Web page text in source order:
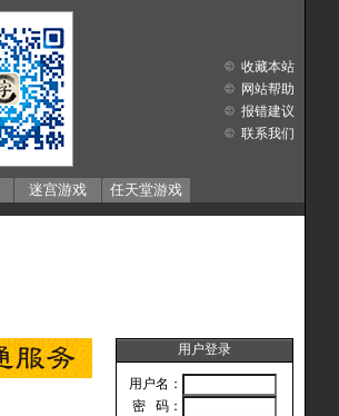
迷宫游戏 任天堂游戏
收藏本站
网站帮助
报错建议
联系我们
用户登录
用户名：
密 码：